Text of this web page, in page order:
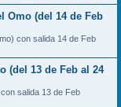
Omo (del 14 de Feb
con salida 14 de Feb
(del 13 de Feb al 24
salida 13 de Feb